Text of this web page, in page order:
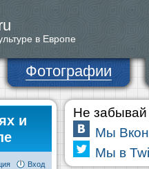
в Европе
Фотографии
и
Вход
Не забывай
Мы
Мы в